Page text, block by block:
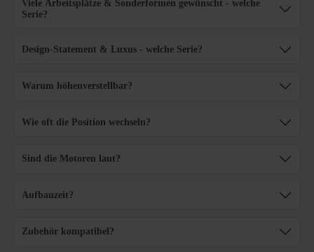
Viele Arbeitsplätze & Sonderformen gewünscht - welche
Serie?
Design-Statement & Luxus - welche Serie?
Warum höhenverstellbar?
Wie oft die Position wechseln?
Sind die Motoren laut?
Aufbauzeit?
Zubehör kompatibel?